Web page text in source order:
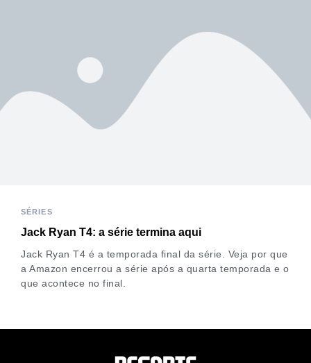
SÉRIES
Jack Ryan T4: a série termina aqui
Jack Ryan T4 é a temporada final da série. Veja por que
a Amazon encerrou a série após a quarta temporada e o
que acontece no final.